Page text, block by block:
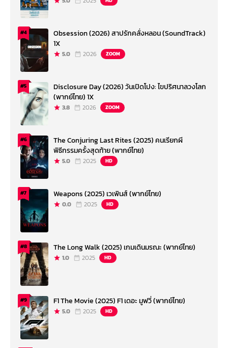
#4
Obsession (2026) สาปรักคลั่งหลอน (SoundTrack)
1X
5.0 2026 ZOOM
#5
Disclosure Day (2026) วันเปิดโปง: ไขปริศนาลวงโลก
(พากย์ไทย) 1X
3.8 2026 ZOOM
#6
The Conjuring Last Rites (2025) คนเรียกผี
พิธีกรรมครั้งสุดท้าย (พากย์ไทย)
5.0 2025 HD
#7 Weapons (2025) เวเพินส์ (พากย์ไทย)
0.0 2025 HD
#8 The Long Walk (2025) เกมเดินมรณะ (พากย์ไทย)
1.0 2025 HD
#9 F1 The Movie (2025) F1 เดอะ มูฟวี่ (พากย์ไทย)
5.0 2025 HD